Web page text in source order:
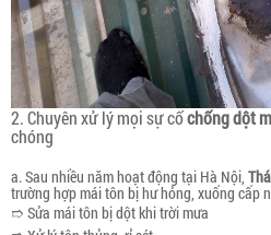
2. Chuyên xử lý mọi sự cốchống dột
chóng
a. Sau nhiều năm hoạt động tại Hà Nội,
trường hợp mái tôn bị hư hỏng, xuống cấp
➱ Sửa mái tôn bị dột khi trời mưa